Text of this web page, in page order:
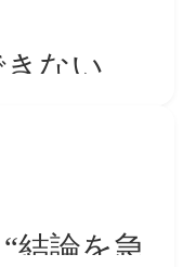
ない
結論を急